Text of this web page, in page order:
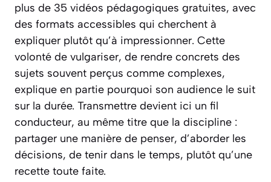
plus de 35 vidéos pédagogiques gratuites, avec
des formats accessibles qui cherchent à
expliquer plutôt qu’à impressionner. Cette
volonté de vulgariser, de rendre concrets des
sujets souvent perçus comme complexes,
explique en partie pourquoi son audience le suit
sur la durée. Transmettre devient ici un fil
conducteur, au même titre que la discipline :
partager une manière de penser, d’aborder les
décisions, de tenir dans le temps, plutôt qu’une
recette toute faite.